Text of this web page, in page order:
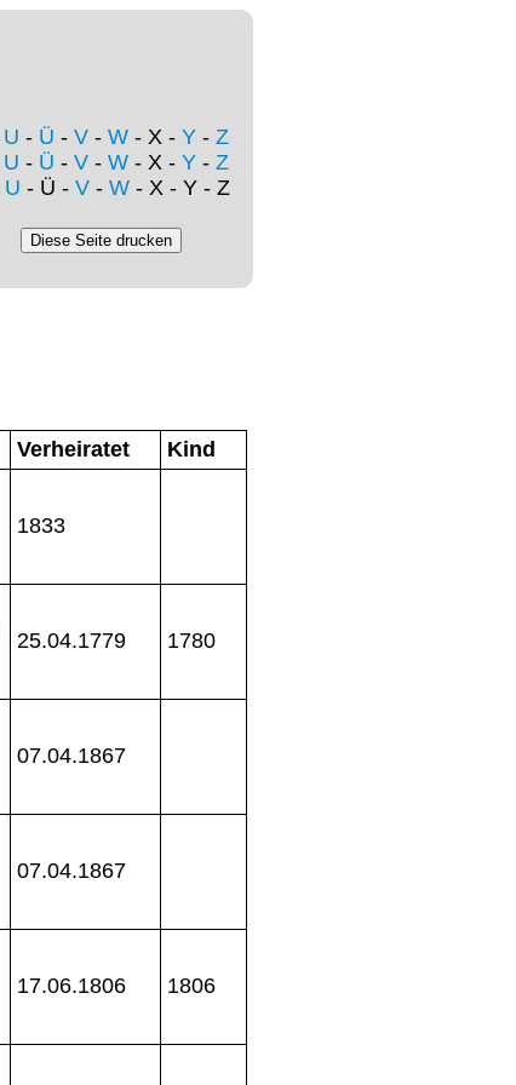
U - Ü - V - W - X - Y - Z
U - Ü - V - W - X - Y - Z
U - Ü - V- W- X - Y - Z
Verheiratet
Kind
1833
25.04.1779 1780
07.04.1867
07.04.1867
17.06.1806 1806